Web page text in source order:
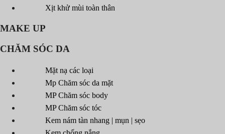
Xịt khử mùi toàn thân
MAKE UP
CHĂM SÓC DA
Mặt nạ các loại
Mp Chăm sóc da mặt
MP Chăm sóc body
MP Chăm sóc tóc
Kem nám tàn nhang | mụn | sẹo